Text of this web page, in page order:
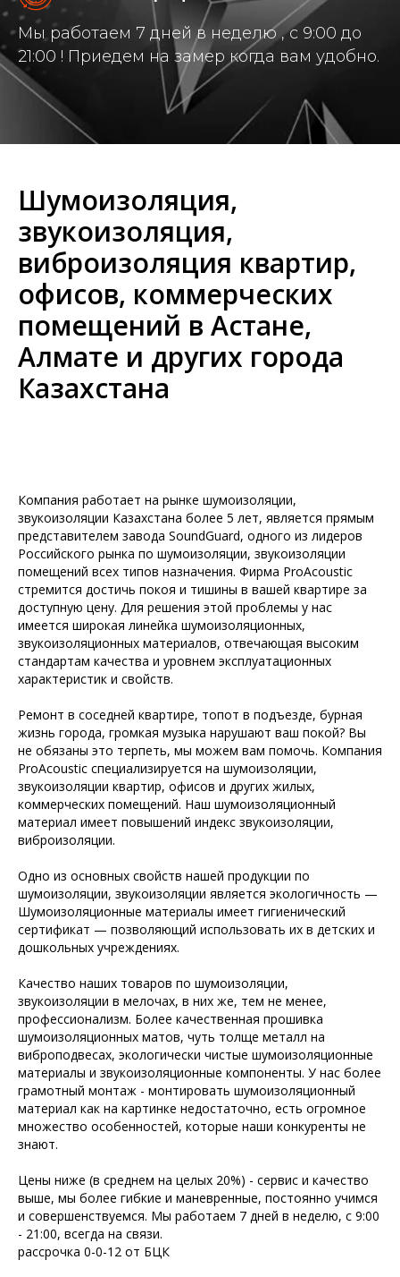
Мы работаем 7 дней в неделю , с 9:00 до
21:00 ! Приедем на замер когда вам удобно.
Шумоизоляция,
звукоизоляция,
виброизоляция квартир,
офисов, коммерческих
помещений в Астане,
Алмате и других города
Казахстана
Компания работает на рынке шумоизоляции,
звукоизоляции Казахстана более 5 лет, является прямым
представителем завода SoundGuard, одного из лидеров
Российского рынка по шумоизоляции, звукоизоляции
помещений всех типов назначения. Фирма ProAcoustic
стремится достичь покоя и тишины в вашей квартире за
доступную цену. Для решения этой проблемы у нас
имеется широкая линейка шумоизоляционных,
звукоизоляционных материалов, отвечающая высоким
стандартам качества и уровнем эксплуатационных
характеристик и свойств.
Ремонт в соседней квартире, топот в подъезде, бурная
жизнь города, громкая музыка нарушают ваш покой? Вы
не обязаны это терпеть, мы можем вам помочь. Компания
ProAcoustic специализируется на шумоизоляции,
звукоизоляции квартир, офисов и других жилых,
коммерческих помещений. Наш шумоизоляционный
материал имеет повышений индекс звукоизоляции,
виброизоляции.
Одно из основных свойств нашей продукции по
шумоизоляции, звукоизоляции является экологичность —
Шумоизоляционные материалы имеет гигиенический
сертификат — позволяющий использовать их в детских и
дошкольных учреждениях.
Качество наших товаров по шумоизоляции,
звукоизоляции в мелочах, в них же, тем не менее,
профессионализм. Более качественная прошивка
шумоизоляционных матов, чуть толще металл на
виброподвесах, экологически чистые шумоизоляционные
материалы и звукоизоляционные компоненты. У нас более
грамотный монтаж - монтировать шумоизоляционный
материал как на картинке недостаточно, есть огромное
множество особенностей, которые наши конкуренты не
знают.
Цены ниже (в среднем на целых 20%) - сервис и качество
выше, мы более гибкие и маневренные, постоянно учимся
и совершенствуемся. Мы работаем 7 дней в неделю, с 9:00
- 21:00, всегда на связи.
рассрочка 0-0-12 от БЦК